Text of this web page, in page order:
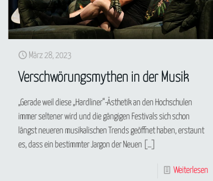
März 28, 2023
Verschwörungsmythen in der Musik
„Gerade weil diese „Hardliner“-Ästhetik an den Hochschulen
immer seltener wird und die gängigen Festivals sich schon
längst neueren musikalischen Trends geöffnet haben, erstaunt
es, dass ein bestimmter Jargon der Neuen […]
Weiterlesen